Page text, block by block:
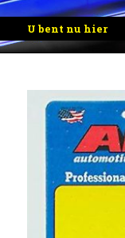
U bent nu hier